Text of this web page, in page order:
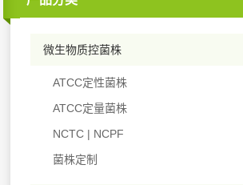
微生物质控菌株
ATCC定性菌株
ATCC定量菌株
NCTC | NCPF
菌株定制